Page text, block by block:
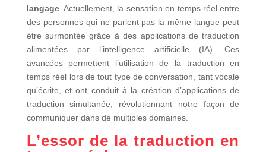
langage. Actuellement, la sensation en temps réel entre
des personnes qui ne parlent pas la même langue peut
être surmontée grâce à des applications de traduction
alimentées par l’intelligence artificielle (IA). Ces
avancées permettent l’utilisation de la traduction en
temps réel lors de tout type de conversation, tant vocale
qu’écrite, et ont conduit à la création d’applications de
traduction simultanée, révolutionnant notre façon de
communiquer dans de multiples domaines.
L’essor de la traduction en